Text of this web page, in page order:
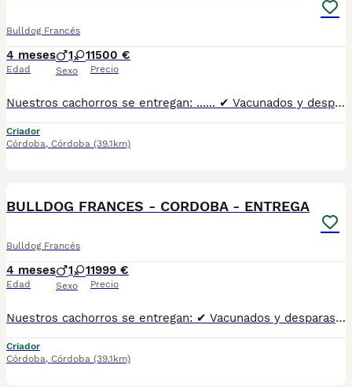
Bulldog Francés
4 meses
Edad
1 1
Sexo
1500 €
Precio
Nuestros cachorros se entregan: ...... ✔ Vacunados y desparasitados según su edad. ✔ Con microchip y cartilla veterinaria al día. ✔ Revisados veterinariamente antes de la entrega. ✔ Procedentes de líneas cuidadosamente seleccionadas por salud, morfología y carácter. ✔ Con una excelente socialización desde pequeños y habituados al contacto diario con personas. ✔ Iniciados en el aprendizaje para hacer sus necesidades en empapador, facilitando su adaptación al nuevo hogar. ✔ Con asesoramiento antes y después de la entrega para ayudarte en todo lo que necesites.Realizamos entregas en Sevilla, Málaga, Cádiz, Córdoba, Granada, Jaén, Huelva y Almería, además de ciudades como Marbella, Jerez de la Frontera, Algeciras, Estepona, Fuengirola, Benalmádena, Mijas, Torremolinos, Dos Hermanas, Antequera y cualquier otro punto de Andalucía. 🚚 Entrega 100% a contrarreembolso. No tendrás que pagar el cachorro por adelantado. Lo recibes en la puerta de tu casa y podrás comprobar que todo está correcto antes de realizar el pago.610864702
Criador
Córdoba, Córdoba (39.1km)
BULLDOG FRANCES - CORDOBA - ENTREGA
Bulldog Francés
4 meses
Edad
1 1
Sexo
1999 €
Precio
Nuestros cachorros se entregan: ✔ Vacunados y desparasitados según su edad. ✔ Con microchip y cartilla veterinaria al día. ✔ Revisados veterinariamente antes de la entrega. ✔ Procedentes de líneas cuidadosamente seleccionadas por salud, morfología y carácter. ✔ Con una excelente socialización desde pequeños y habituados al contacto diario con personas. ✔ Iniciados en el aprendizaje para hacer sus necesidades en empapador, facilitando su adaptación al nuevo hogar. ✔ Con asesoramiento antes y después de la entrega para ayudarte en todo lo que necesites.Realizamos entregas en Sevilla, Málaga, Cádiz, Córdoba, Granada, Jaén, Huelva y Almería, además de ciudades como Marbella, Jerez de la Frontera, Algeciras, Estepona, Fuengirola, Benalmádena, Mijas, Torremolinos, Dos Hermanas, Antequera y cualquier otro punto de Andalucía. 🚚 Entrega 100% a contrarreembolso. No tendrás que pagar el cachorro por adelantado. Lo recibes en la puerta de tu casa y podrás comprobar que todo está correcto antes de realizar el pago.610864702
Criador
Córdoba, Córdoba (39.1km)